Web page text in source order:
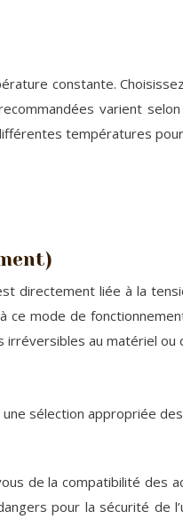
constante.
varient
températures
directement liée à la
mode de
au matériel ou
sélection appropriée
de la compatibilité des
pour la sécurité de